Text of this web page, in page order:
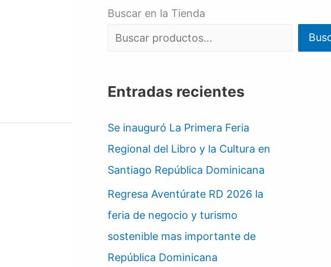
Buscar en la Tienda
Entradas recientes
Se inauguró La Primera Feria
Regional del Libro y la Cultura en
Santiago República Dominicana
Regresa Aventúrate RD 2026 la
feria de negocio y turismo
sostenible mas importante de
República Dominicana